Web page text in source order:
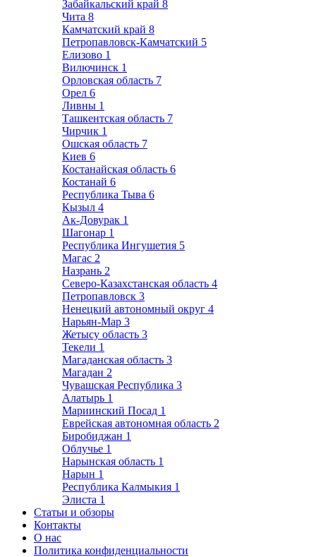
Забайкальский край 8
Чита 8
Камчатский край 8
Петропавловск-Камчатский 5
Елизово 1
Вилючинск 1
Орловская область 7
Орел 6
Ливны 1
Ташкентская область 7
Чирчик 1
Ошская область 7
Киев 6
Костанайская область 6
Костанай 6
Республика Тыва 6
Кызыл 4
Ак-Довурак 1
Шагонар 1
Республика Ингушетия 5
Магас 2
Назрань 2
Северо-Казахстанская область 4
Петропавловск 3
Ненецкий автономный округ 4
Нарьян-Мар 3
Жетысу область 3
Текели 1
Магаданская область 3
Магадан 2
Чувашская Республика 3
Алатырь 1
Мариинский Посад 1
Еврейская автономная область 2
Биробиджан 1
Облучье 1
Нарынская область 1
Нарын 1
Республика Калмыкия 1
Элиста 1
Статьи и обзоры
Контакты
О нас
Политика конфиденциальности